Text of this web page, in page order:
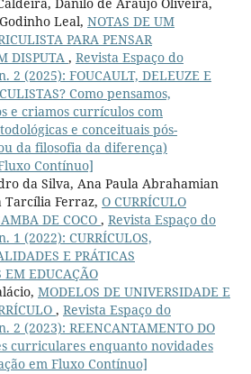
Leal, NOTAS DE UM
PARA PENSAR
DISPUTA , Revista Espaço do
2 (2025): FOUCAULT, DELEUZE E
Como pensamos,
e criamos currículos com
e conceituais pós-
da filosofia da diferença)
Contínuo]
da Silva, Ana Paula Abrahamian
Tarcília Ferraz, O CURRÍCULO
DE COCO , Revista Espaço do
1 (2022): CURRÍCULOS,
E PRÁTICAS
EM EDUCAÇÃO
MODELOS DE UNIVERSIDADE E
, Revista Espaço do
2 (2023): REENCANTAMENTO DO
curriculares enquanto novidades
em Fluxo Contínuo]